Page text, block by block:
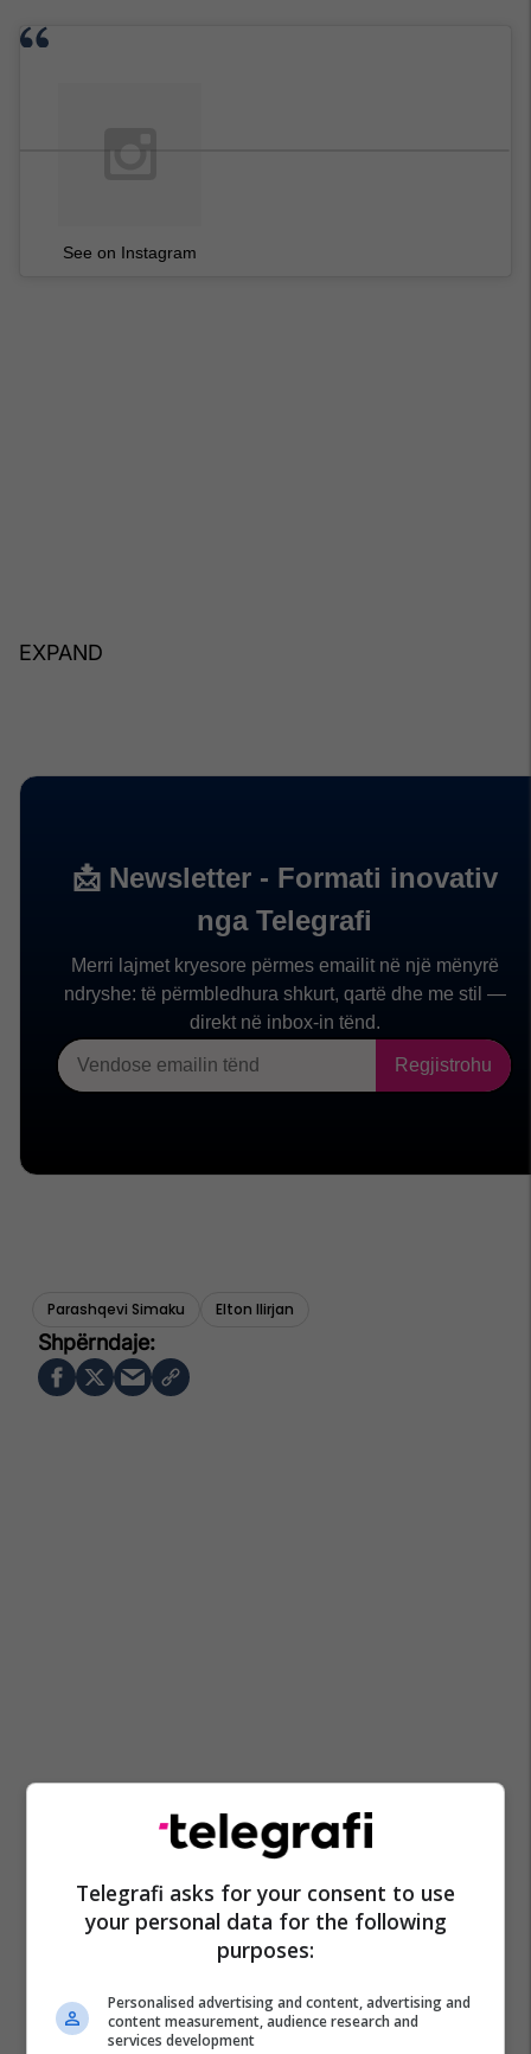
See on Instagram
EXPAND
Parashqevi Simaku Elton Ilirjan
Telegrafi asks for your consent to use
your personal data for the following
purposes:
Personalised advertising and content, advertising and
content measurement, audience research and
services development